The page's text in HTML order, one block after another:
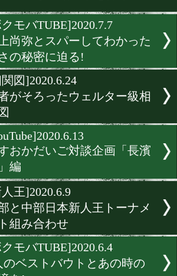
勝ちメシを紹介!
[ボクモバTUBE]2020.7.19
バンタム級頂上決戦を予想
[告知]2020.7.9
DANGANが出場選手を募集
[ボクモバTUBE]2020.7.7
井上尚弥とスパーしてわか
強さの秘密に迫る!
[相関図]2020.6.24
役者がそろったウェルター